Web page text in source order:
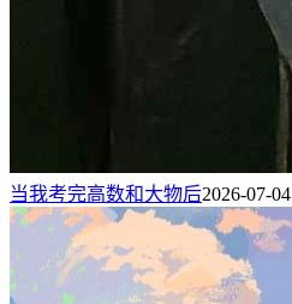
当我考完高数和大物后2026-07-04